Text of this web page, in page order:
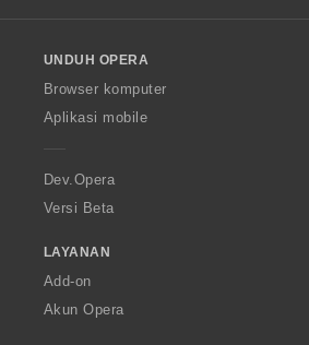
w
O
p
a
UNDUH OPERA
Browser komputer
Aplikasi mobile
Dev.Opera
Versi Beta
LAYANAN
Add-on
Akun Opera